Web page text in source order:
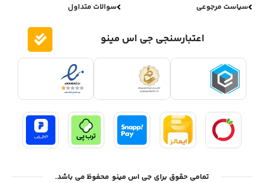
سیاست مرجوعی
سوالات متداول
اعتبارسنجی جی اس مینو
تمامی حقوق برای جی اس مینو محفوظ می باشد.